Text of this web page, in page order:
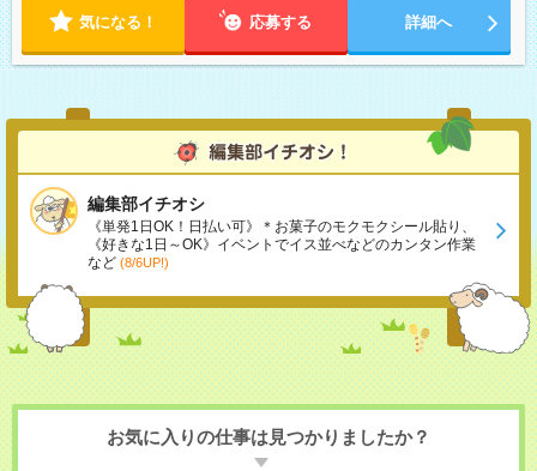
気になる！ 応募する 詳細へ
編集部イチオシ
《単発1日OK！日払い可》＊お菓子のモクモクシール貼り、
《好きな1日～OK》イベントでイス並べなどのカンタン作業
など (8/6UP!)
お気に入りの仕事は見つかりましたか？